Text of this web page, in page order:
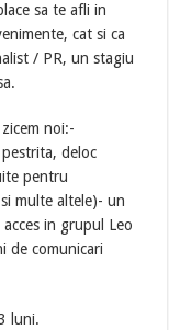
sa te afli in
cat si ca
/ PR, un stagiu
noi:-
deloc
pentru
multe altele)- un
in grupul Leo
de comunicari
luni.